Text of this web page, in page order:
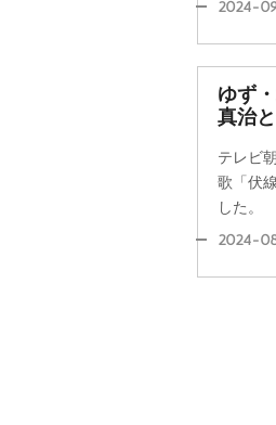
2024-
ゆず
真治
テレビ
歌「伏
した。
2024-